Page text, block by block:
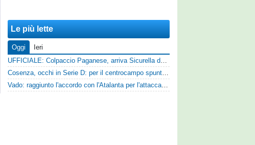
Le più lette
Oggi
Ieri
UFFICIALE: Colpaccio Paganese, arriva Sicurella dalla Scafatese
Cosenza, occhi in Serie D: per il centrocampo spunta anche Gerardo Di Gilio
Vado: raggiunto l'accordo con l'Atalanta per l'attaccante Frederick Samuel Ndongue